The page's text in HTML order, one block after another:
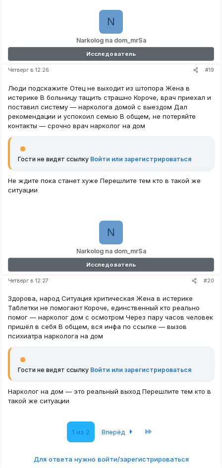
Narkolog na dom_mrSa
N
Исследователь
Четверг в 12:26 #19
Люди подскажите Отец не выходит из штопора Жена в
истерике В больницу тащить страшно Короче, врач приехал и
поставил систему — нарколога домой с выездом Дал
рекомендации и успокоил семью В общем, не потеряйте
контакты — срочно врач нарколог на дом
Гости не видят ссылку Войти или зарегистрироваться
Не ждите пока станет хуже Перешлите тем кто в такой же
ситуации
Narkolog na dom_mrSa
N
Исследователь
Четверг в 12:27 #20
Здорова, народ Ситуация критическая Жена в истерике
Таблетки не помогают Короче, единственный кто реально
помог — нарколог дом с осмотром Через пару часов человек
пришёл в себя В общем, вся инфа по ссылке — вызов
психиатра нарколога на дом
Гости не видят ссылку Войти или зарегистрироваться
Нарколог на дом — это реальный выход Перешлите тем кто в
такой же ситуации
1 из 2 Вперёд
Для ответа нужно войти/зарегистрироваться